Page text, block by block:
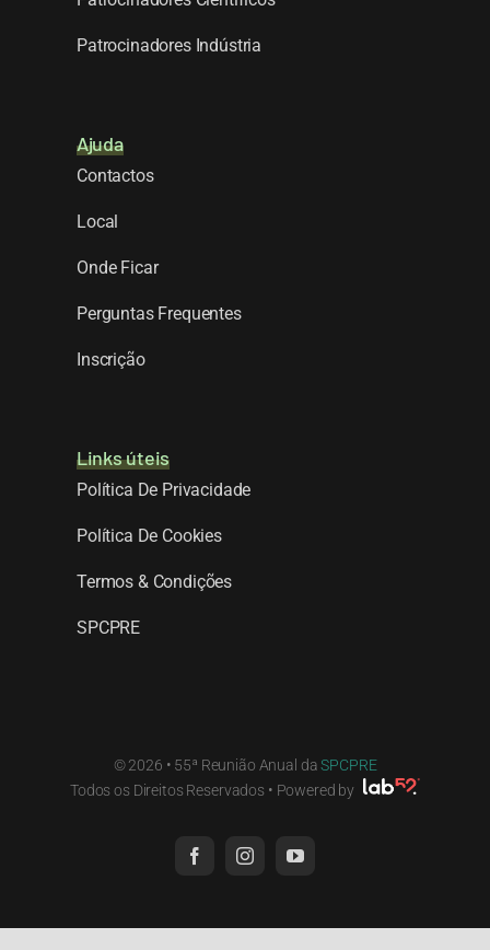
Patrocinadores Indústria
Ajuda
Contactos
Local
Onde Ficar
Perguntas Frequentes
Inscrição
Links úteis
Política De Privacidade
Política De Cookies
Termos & Condições
SPCPRE
© 2026 • 55ª Reunião Anual daSPCPRE
Todos os Direitos Reservados • Powered by